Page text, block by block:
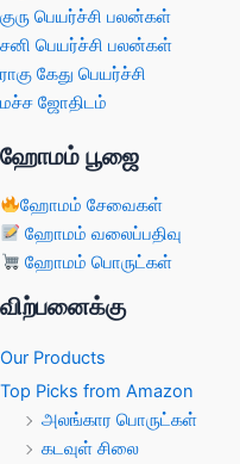
குரு பெயர்ச்சி பலன்கள்
சனி பெயர்ச்சி பலன்கள்
ராகு கேது பெயர்ச்சி
மச்ச ஜோதிடம்
ஹோமம் பூஜை
ஹோமம் சேவைகள்
ஹோமம் வலைப்பதிவு
ஹோமம் பொருட்கள்
விற்பனைக்கு
Our Products
Top Picks from Amazon
அலங்கார பொருட்கள்
கடவுள் சிலை